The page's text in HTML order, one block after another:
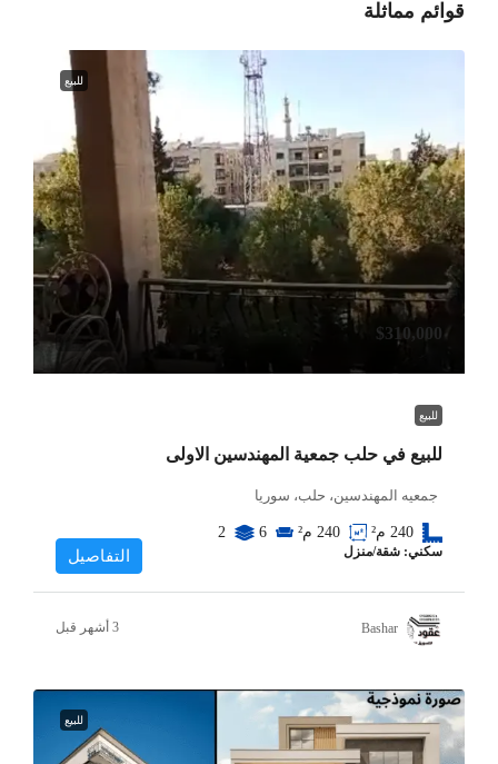
قوائم مماثلة
للبيع
$310,000
للبيع
للبيع في حلب جمعية المهندسين الاولى
جمعيه المهندسين، حلب، سوريا
240 م² 240 م² 6
2
سكني: شقة/منزل التفاصيل
Bashar
للبيع